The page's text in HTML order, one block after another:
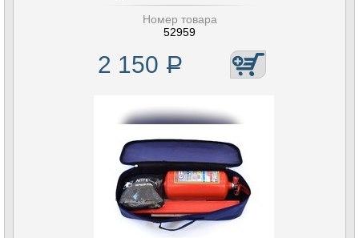
Номер товара
52959
2 150 Р